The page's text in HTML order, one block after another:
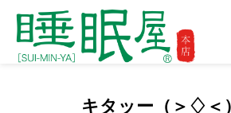
キタッー（＞♢＜